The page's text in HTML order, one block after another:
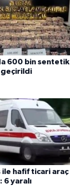
600 bin sentetik
geçirildi
ile hafif ticari araç
6 yaralı